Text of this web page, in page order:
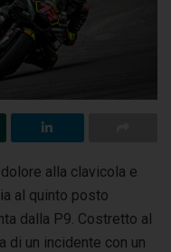
alla clavicola e
al quinto posto
dalla P9. Costretto al
di un incidente con un